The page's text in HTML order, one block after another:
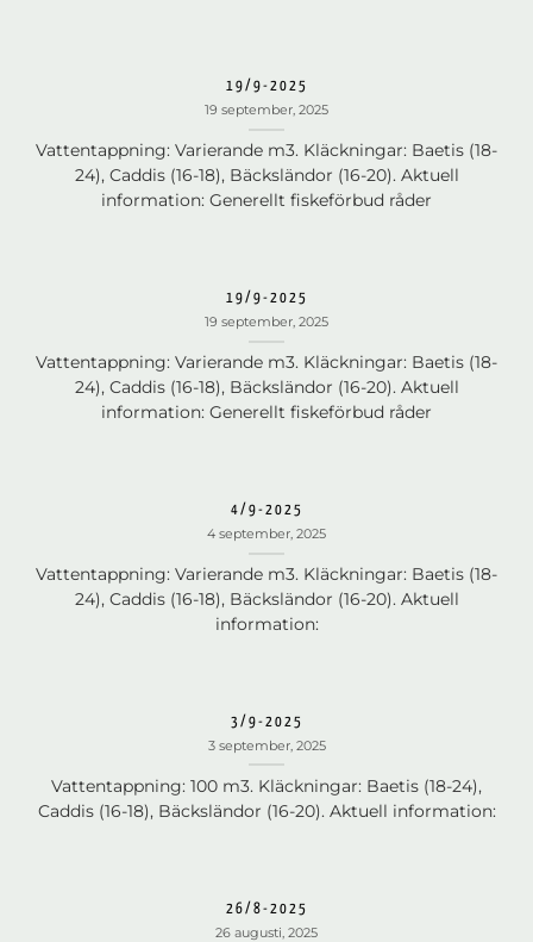
19/9-2025
19 september, 2025
Vattentappning: Varierande m3. Kläckningar: Baetis (18-
24), Caddis (16-18), Bäcksländor (16-20). Aktuell
information: Generellt fiskeförbud råder
19/9-2025
19 september, 2025
Vattentappning: Varierande m3. Kläckningar: Baetis (18-
24), Caddis (16-18), Bäcksländor (16-20). Aktuell
information: Generellt fiskeförbud råder
4/9-2025
4 september, 2025
Vattentappning: Varierande m3. Kläckningar: Baetis (18-
24), Caddis (16-18), Bäcksländor (16-20). Aktuell
information:
3/9-2025
3 september, 2025
Vattentappning: 100 m3. Kläckningar: Baetis (18-24),
Caddis (16-18), Bäcksländor (16-20). Aktuell information:
26/8-2025
26 augusti, 2025